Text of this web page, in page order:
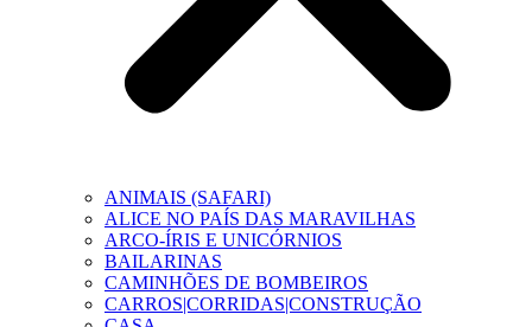
ANIMAIS (SAFARI)
ALICE NO PAÍS DAS MARAVILHAS
ARCO-ÍRIS E UNICÓRNIOS
BAILARINAS
CAMINHÕES DE BOMBEIROS
CARROS|CORRIDAS|CONSTRUÇÃO